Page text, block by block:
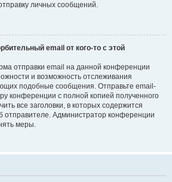
личных сообщений.
email от кого-то с этой
отправки email на данной конференции
и возможность отслеживания
подобные сообщения. Отправьте email-
конференции с полной копией полученного
все заголовки, в которых содержится
Администратор конференции
меры.